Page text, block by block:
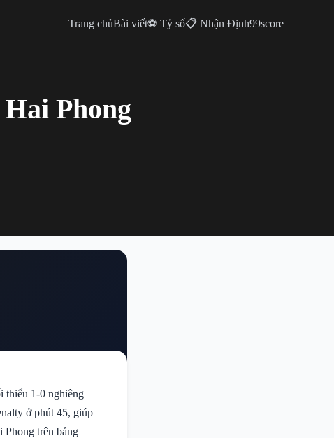
Trang chủBài viết⚽ Tỷ số📋 Nhận Định99score
Phong
thiểu 1-0 nghiêng
ở phút 45, giúp
Phong trên bảng